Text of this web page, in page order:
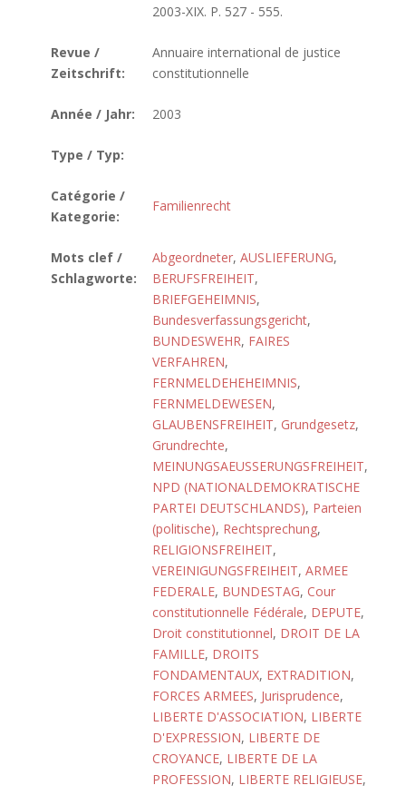
2003-XIX. P. 527 - 555.
Revue /
Zeitschrift:
Annuaire international de justice
constitutionnelle
Année / Jahr: 2003
Type / Typ:
Catégorie /
Kategorie:
Familienrecht
Mots clef /
Schlagworte:
Abgeordneter, AUSLIEFERUNG,
BERUFSFREIHEIT,
BRIEFGEHEIMNIS,
Bundesverfassungsgericht,
BUNDESWEHR, FAIRES
VERFAHREN,
FERNMELDEHEHEIMNIS,
FERNMELDEWESEN,
GLAUBENSFREIHEIT, Grundgesetz,
Grundrechte,
MEINUNGSAEUSSERUNGSFREIHEIT,
NPD (NATIONALDEMOKRATISCHE
PARTEI DEUTSCHLANDS), Parteien
(politische), Rechtsprechung,
RELIGIONSFREIHEIT,
VEREINIGUNGSFREIHEIT, ARMEE
FEDERALE, BUNDESTAG, Cour
constitutionnelle Fédérale, DEPUTE,
Droit constitutionnel, DROIT DE LA
FAMILLE, DROITS
FONDAMENTAUX, EXTRADITION,
FORCES ARMEES, Jurisprudence,
LIBERTE D'ASSOCIATION, LIBERTE
D'EXPRESSION, LIBERTE DE
CROYANCE, LIBERTE DE LA
PROFESSION, LIBERTE RELIGIEUSE,